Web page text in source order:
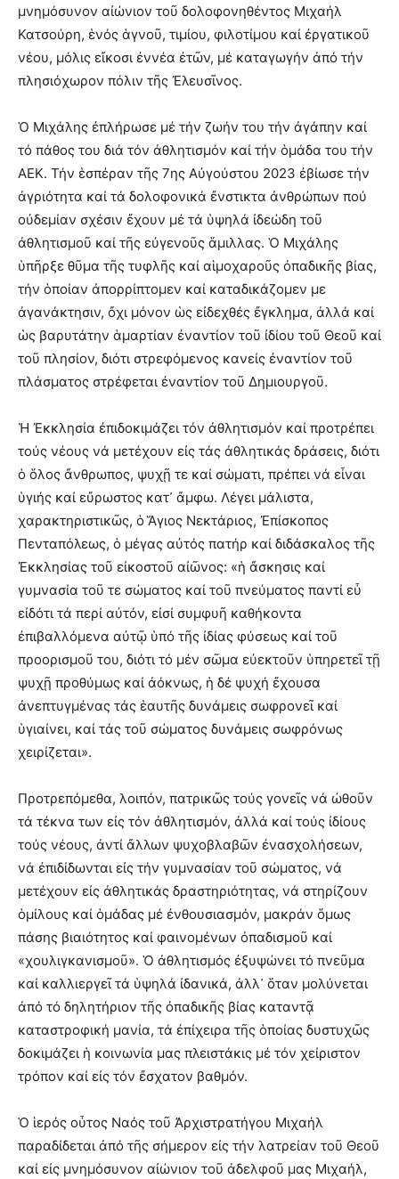
μνημόσυνον αἰώνιον τοῦ δολοφονηθέντος Μιχαήλ
Κατσούρη, ἑνός ἁγνοῦ, τιμίου, φιλοτίμου καί ἐργατικοῦ
νέου, μόλις εἴκοσι ἐννέα ἐτῶν, μέ καταγωγήν ἀπό τήν
πλησιόχωρον πόλιν τῆς Ἐλευσῖνος.
Ὁ Μιχάλης ἐπλήρωσε μέ τήν ζωήν του τήν ἀγάπην καί
τό πάθος του διά τόν ἀθλητισμόν καί τήν ὁμάδα του τήν
ΑΕΚ. Τήν ἑσπέραν τῆς 7ης Αὐγούστου 2023 ἐβίωσε τήν
ἀγριότητα καί τά δολοφονικά ἔνστικτα ἀνθρώπων πού
οὐδεμίαν σχέσιν ἔχουν μέ τά ὑψηλά ἰδεώδη τοῦ
ἀθλητισμοῦ καί τῆς εὐγενοῦς ἅμιλλας. Ὁ Μιχάλης
ὑπῆρξε θῦμα τῆς τυφλῆς καί αἱμοχαροῦς ὀπαδικῆς βίας,
τήν ὁποίαν ἀπορρίπτομεν καί καταδικάζομεν με
ἀγανάκτησιν, ὄχι μόνον ὡς εἰδεχθές ἔγκλημα, ἀλλά καί
ὡς βαρυτάτην ἁμαρτίαν ἐναντίον τοῦ ἰδίου τοῦ Θεοῦ καί
τοῦ πλησίον, διότι στρεφόμενος κανείς ἐναντίον τοῦ
πλάσματος στρέφεται ἐναντίον τοῦ Δημιουργοῦ.
Ἡ Ἐκκλησία ἐπιδοκιμάζει τόν ἀθλητισμόν καί προτρέπει
τούς νέους νά μετέχουν εἰς τάς ἀθλητικάς δράσεις, διότι
ὁ ὅλος ἄνθρωπος, ψυχῇ τε καί σώματι, πρέπει νά εἶναι
ὑγιής καί εὔρωστος κατ᾽ ἄμφω. Λέγει μάλιστα,
χαρακτηριστικῶς, ὁ Ἅγιος Νεκτάριος, Ἐπίσκοπος
Πενταπόλεως, ὁ μέγας αὐτός πατήρ καί διδάσκαλος τῆς
Ἐκκλησίας τοῦ εἰκοστοῦ αἰῶνος: «ἡ ἄσκησις καί
γυμνασία τοῦ τε σώματος καί τοῦ πνεύματος παντί εὖ
εἰδότι τά περί αὐτόν, εἰσί συμφυῆ καθήκοντα
ἐπιβαλλόμενα αὐτῷ ὑπό τῆς ἰδίας φύσεως καί τοῦ
προορισμοῦ του, διότι τό μέν σῶμα εὐεκτοῦν ὑπηρετεῖ τῇ
ψυχῇ προθύμως καί ἀόκνως, ἡ δέ ψυχή ἔχουσα
ἀνεπτυγμένας τάς ἑαυτῆς δυνάμεις σωφρονεῖ καί
ὑγιαίνει, καί τάς τοῦ σώματος δυνάμεις σωφρόνως
χειρίζεται».
Προτρεπόμεθα, λοιπόν, πατρικῶς τούς γονεῖς νά ὠθοῦν
τά τέκνα των εἰς τόν ἀθλητισμόν, ἀλλά καί τούς ἰδίους
τούς νέους, ἀντί ἄλλων ψυχοβλαβῶν ἐνασχολήσεων,
νά ἐπιδίδωνται εἰς τήν γυμνασίαν τοῦ σώματος, νά
μετέχουν εἰς ἀθλητικάς δραστηριότητας, νά στηρίζουν
ὁμίλους καί ὁμάδας μέ ἐνθουσιασμόν, μακράν ὅμως
πάσης βιαιότητος καί φαινομένων ὀπαδισμοῦ καί
«χουλιγκανισμοῦ». Ὁ ἀθλητισμός ἐξυψώνει τό πνεῦμα
καί καλλιεργεῖ τά ὑψηλά ἰδανικά, ἀλλ᾽ ὅταν μολύνεται
ἀπό τό δηλητήριον τῆς ὀπαδικῆς βίας καταντᾷ
καταστροφική μανία, τά ἐπίχειρα τῆς ὁποίας δυστυχῶς
δοκιμάζει ἡ κοινωνία μας πλειστάκις μέ τόν χείριστον
τρόπον καί εἰς τόν ἔσχατον βαθμόν.
Ὁ ἱερός οὗτος Ναός τοῦ Ἀρχιστρατήγου Μιχαήλ
παραδίδεται ἀπό τῆς σήμερον εἰς τήν λατρείαν τοῦ Θεοῦ
καί εἰς μνημόσυνον αἰώνιον τοῦ ἀδελφοῦ μας Μιχαήλ,